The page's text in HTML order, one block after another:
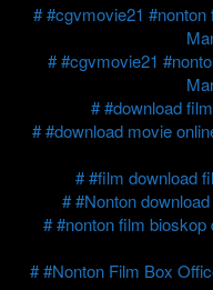
#cgvmovie21
#cgvmovie21
#download
#download movie
#film download
#Nonton
#nonton film
#Nonton Film Box